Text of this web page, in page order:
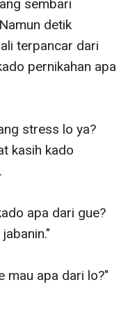
sembari
detik
terpancar dari
pernikahan apa
stress lo ya?
kasih kado
apa dari gue?
mau apa dari lo?"